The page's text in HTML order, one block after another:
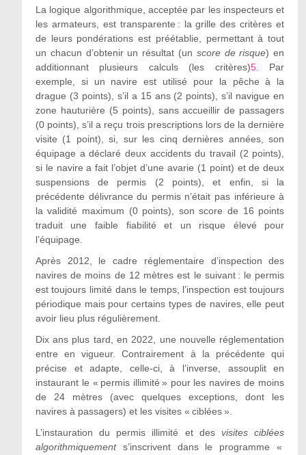
La logique algorithmique, acceptée par les inspecteurs et
les armateurs, est transparente : la grille des critères et
de leurs pondérations est préétablie, permettant à tout
un chacun d’obtenir un résultat (un score de risque) en
additionnant plusieurs calculs (les critères)5. Par
exemple, si un navire est utilisé pour la pêche à la
drague (3 points), s’il a 15 ans (2 points), s’il navigue en
zone hauturière (5 points), sans accueillir de passagers
(0 points), s’il a reçu trois prescriptions lors de la dernière
visite (1 point), si, sur les cinq dernières années, son
équipage a déclaré deux accidents du travail (2 points),
si le navire a fait l’objet d’une avarie (1 point) et de deux
suspensions de permis (2 points), et enfin, si la
précédente délivrance du permis n’était pas inférieure à
la validité maximum (0 points), son score de 16 points
traduit une faible fiabilité et un risque élevé pour
l’équipage.
Après 2012, le cadre réglementaire d’inspection des
navires de moins de 12 mètres est le suivant : le permis
est toujours limité dans le temps, l’inspection est toujours
périodique mais pour certains types de navires, elle peut
avoir lieu plus régulièrement.
Dix ans plus tard, en 2022, une nouvelle réglementation
entre en vigueur. Contrairement à la précédente qui
précise et adapte, celle-ci, à l’inverse, assouplit en
instaurant le « permis illimité » pour les navires de moins
de 24 mètres (avec quelques exceptions, dont les
navires à passagers) et les visites « ciblées ».
L’instauration du permis illimité et desvisites ciblées
algorithmiquements’inscrivent dans le programme «